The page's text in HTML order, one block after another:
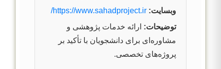
وبسایت: https://www.sahadproject.ir/
توضیحات: ارائه خدمات پژوهشی و
مشاوره‌ای برای دانشجویان با تأکید بر
پروژه‌های تخصصی.